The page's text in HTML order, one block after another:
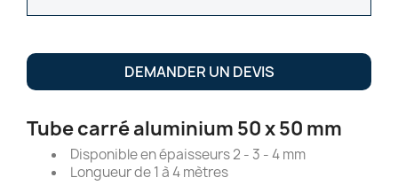
DEMANDER UN DEVIS
Tube carré aluminium 50 x 50 mm
Disponible en épaisseurs 2 - 3 - 4 mm
Longueur de 1 à 4 mètres